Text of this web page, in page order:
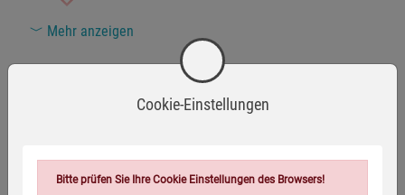
Kann bei Verschlucken und Eindringen in die
Atemwege tödlich sein (H304).
Gesundheitsschädlich bei Verschlucken oder
Mehr anzeigen
Herstellerinformationen
Cookie-Einstellungen
Bitte prüfen Sie Ihre Cookie Einstellungen des Browsers!